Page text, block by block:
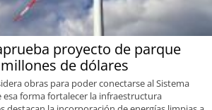
proyecto de parque
de dólares
obras para poder conectarse al Sistema
esa forma fortalecer la infraestructura